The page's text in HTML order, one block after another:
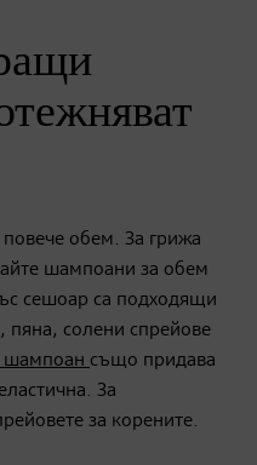
обем. За грижа
шампоани за обем
сешоар са подходящи
пяна, солени спрейове
шампоан също придава
За
за корените.